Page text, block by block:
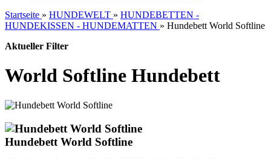
Startseite » HUNDEWELT » HUNDEBETTEN -
HUNDEKISSEN - HUNDEMATTEN » Hundebett World Softline
Aktueller Filter
World Softline Hundebett
Hundebett World Softline